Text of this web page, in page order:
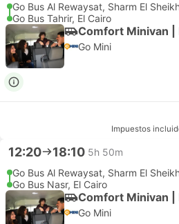
Go Bus Al Rewaysat, Sharm El
Go Bus Tahrir, El Cairo
Comfort Minivan |
Go Mini
Impuestos
12:20 18:10 5h 50m
Go Bus Al Rewaysat, Sharm El
Go Bus Nasr, El Cairo
Comfort Minivan |
Go Mini